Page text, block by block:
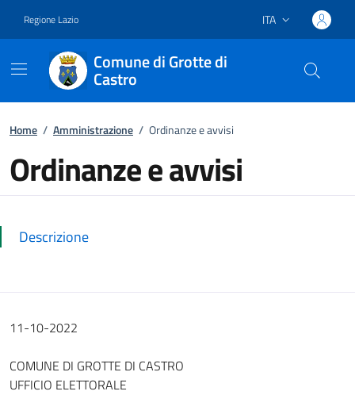
Regione Lazio Lingua attiva:
ITA
Comune di Grotte di
Castro
Home / Amministrazione / Ordinanze e avvisi
Ordinanze e avvisi
Descrizione
11-10-2022
COMUNE DI GROTTE DI CASTRO
UFFICIO ELETTORALE